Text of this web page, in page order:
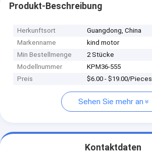
Produkt-Beschreibung
Herkunftsort
Guangdong, China
Markenname
kind motor
Min Bestellmenge
2 Stücke
Modellnummer
KPM36-555
Preis
$6.00 - $19.00/Pieces
Sehen Sie mehr an
Kontaktdaten